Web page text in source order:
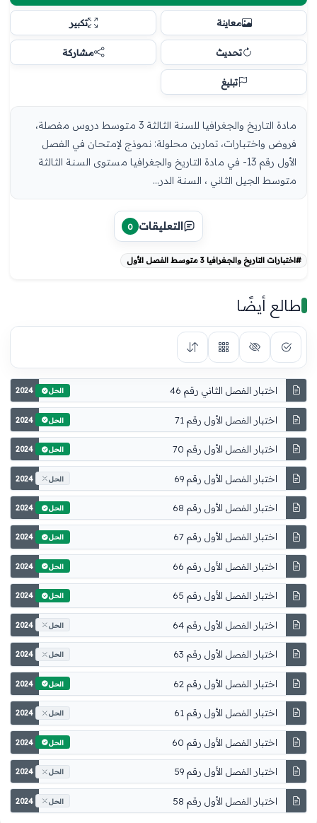
معاينة تكبير
تحديث مشاركة
تبليغ
مادة التاريخ والجغرافيا للسنة الثالثة 3 متوسط دروس مفصلة،
فروض واختبارات، تمارين محلولة: نموذج لإمتحان في الفصل
الأول رقم 13- في مادة التاريخ والجغرافيا مستوى السنة الثالثة
متوسط الجيل الثاني ، السنة الدر...
التعليقات 0
#اختبارات التاريخ والجغرافيا 3 متوسط الفصل الأول
طالع أيضًا
اختبار الفصل الثاني رقم 46 2024 الحل
اختبار الفصل الأول رقم 71 2024 الحل
اختبار الفصل الأول رقم 70 2024 الحل
اختبار الفصل الأول رقم 69 2024 الحل
اختبار الفصل الأول رقم 68 2024 الحل
اختبار الفصل الأول رقم 67 2024 الحل
اختبار الفصل الأول رقم 66 2024 الحل
اختبار الفصل الأول رقم 65 2024 الحل
اختبار الفصل الأول رقم 64 2024 الحل
اختبار الفصل الأول رقم 63 2024 الحل
اختبار الفصل الأول رقم 62 2024 الحل
اختبار الفصل الأول رقم 61 2024 الحل
اختبار الفصل الأول رقم 60 2024 الحل
اختبار الفصل الأول رقم 59 2024 الحل
اختبار الفصل الأول رقم 58 2024 الحل